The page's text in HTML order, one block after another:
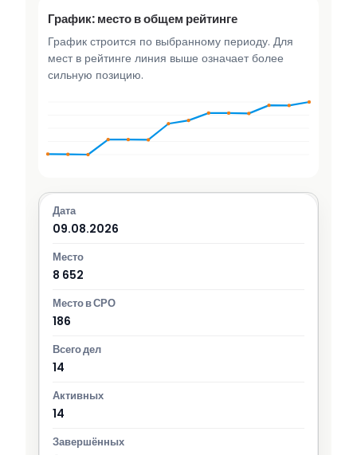
График: место в общем рейтинге
График строится по выбранному периоду. Для
мест в рейтинге линия выше означает более
сильную позицию.
09.08.2026
8 652
186
14
14